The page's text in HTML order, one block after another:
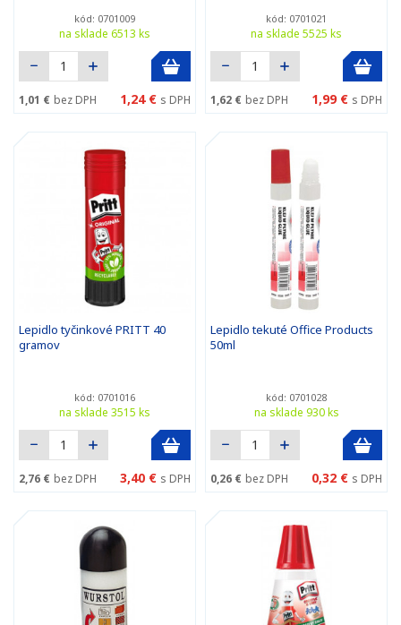
kód: 0701009
na sklade 6513 ks
1,01 € bez DPH 1,24 € s DPH
kód: 0701021
na sklade 5525 ks
1,62 € bez DPH 1,99 € s DPH
Lepidlo tyčinkové PRITT 40
gramov
kód: 0701016
na sklade 3515 ks
2,76 € bez DPH 3,40 € s DPH
Lepidlo tekuté Office Products
50ml
kód: 0701028
na sklade 930 ks
0,26 € bez DPH 0,32 € s DPH